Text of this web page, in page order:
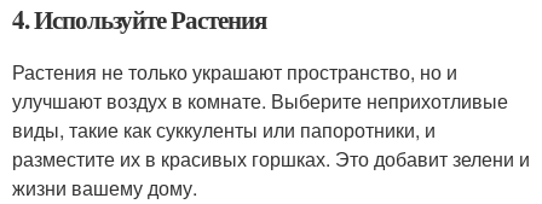
4. Используйте Растения
Растения не только украшают пространство, но и
улучшают воздух в комнате. Выберите неприхотливые
виды, такие как суккуленты или папоротники, и
разместите их в красивых горшках. Это добавит зелени и
жизни вашему дому.